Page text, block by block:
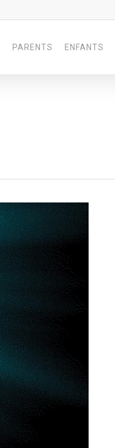
PARENTS ENFANTS